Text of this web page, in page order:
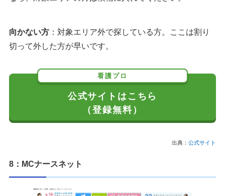
向かない方 ：対象エリア外で探している方。ここは割り
切って外した方が早いです。
看護プロ
公式サイトはこちら
（登録無料）
出典： 公式サイト
8：MCナースネット